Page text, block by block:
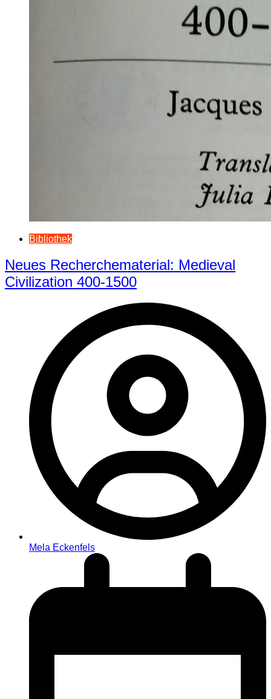
Bibliothek
Neues Recherchematerial: Medieval
Civilization 400-1500
Mela Eckenfels